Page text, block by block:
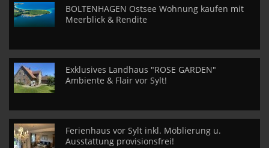
BOLTENHAGEN Ostsee Wohnung kaufen mit
Meerblick & Rendite
Exklusives Landhaus "ROSE GARDEN"
Ambiente & Flair vor Sylt!
Ferienhaus vor Sylt inkl. Möblierung u.
Ausstattung provisionsfrei!